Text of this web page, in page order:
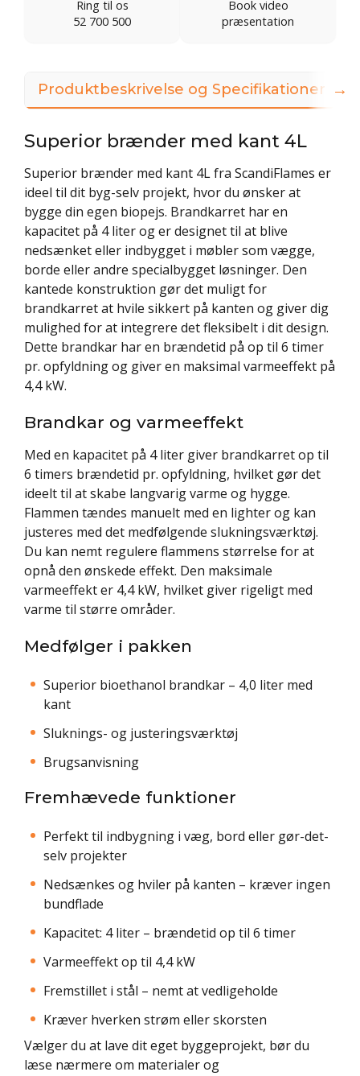
Ring til os
52 700 500
Book video
præsentation
Produktbeskrivelse og Specifikationer
Superior brænder med kant 4L
Superior brænder med kant 4L fra ScandiFlames er
ideel til dit byg-selv projekt, hvor du ønsker at
bygge din egen biopejs. Brandkarret har en
kapacitet på 4 liter og er designet til at blive
nedsænket eller indbygget i møbler som vægge,
borde eller andre specialbygget løsninger. Den
kantede konstruktion gør det muligt for
brandkarret at hvile sikkert på kanten og giver dig
mulighed for at integrere det fleksibelt i dit design.
Dette brandkar har en brændetid på op til 6 timer
pr. opfyldning og giver en maksimal varmeeffekt på
4,4 kW.
Brandkar og varmeeffekt
Med en kapacitet på 4 liter giver brandkarret op til
6 timers brændetid pr. opfyldning, hvilket gør det
ideelt til at skabe langvarig varme og hygge.
Flammen tændes manuelt med en lighter og kan
justeres med det medfølgende slukningsværktøj.
Du kan nemt regulere flammens størrelse for at
opnå den ønskede effekt. Den maksimale
varmeeffekt er 4,4 kW, hvilket giver rigeligt med
varme til større områder.
Medfølger i pakken
Superior bioethanol brandkar – 4,0 liter med
kant
Sluknings- og justeringsværktøj
Brugsanvisning
Fremhævede funktioner
Perfekt til indbygning i væg, bord eller gør-det-
selv projekter
Nedsænkes og hviler på kanten – kræver ingen
bundflade
Kapacitet: 4 liter – brændetid op til 6 timer
Varmeeffekt op til 4,4 kW
Fremstillet i stål – nemt at vedligeholde
Kræver hverken strøm eller skorsten
Vælger du at lave dit eget byggeprojekt, bør du
læse nærmere om materialer og
→